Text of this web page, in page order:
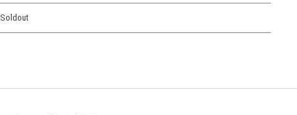
Soldout